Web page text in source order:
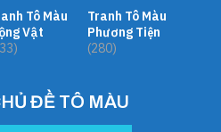
Tô Màu
Vật
Tranh Tô Màu
Phương Tiện
(280)
ĐỀ TÔ MÀU